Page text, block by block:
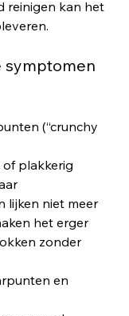
reinigen kan het
symptomen
(“crunchy
of plakkerig
lijken niet meer
het erger
zonder
en